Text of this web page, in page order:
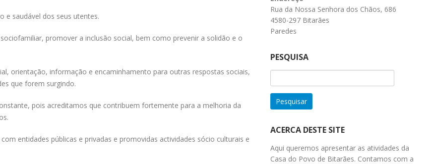
e saudável dos seus utentes.
promover a inclusão social, bem como prevenir a solidão e o
orientação, informação e encaminhamento para outras respostas sociais,
que forem surgindo.
pois acreditamos que contribuem fortemente para a melhoria da
entidades públicas e privadas e promovidas actividades sócio culturais e
Rua da Nossa Senhora dos Chãos, 686
4580-297 Bitarães
Paredes
PESQUISA
por:
ACERCA DESTE SITE
Aqui queremos apresentar as atividades da
Casa do Povo de Bitarães. Contamos com a